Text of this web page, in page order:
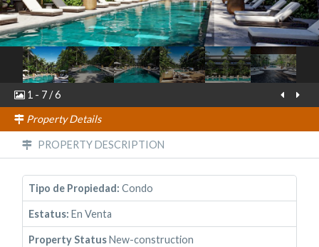
1 - 7/6
Property Details
PROPERTY DESCRIPTION
Tipo de Propiedad: Condo
Estatus: En Venta
Property StatusNew-construction